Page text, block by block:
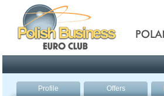
Profile Offers